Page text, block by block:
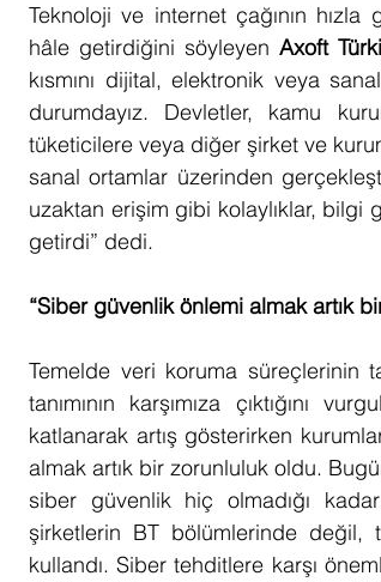
Teknoloji ve internet çağının
hâle getirdiğini söyleyen Axoft
kısmını dijital, elektronik veya
durumdayız. Devletler, kamu
tüketicilere veya diğer şirket ve
sanal ortamlar üzerinden
uzaktan erişim gibi kolaylıklar,
getirdi” dedi.
“Siber güvenlik önlemi almak artık
Temelde veri koruma süreçlerinin
tanımının karşımıza çıktığını
katlanarak artış gösterirken
almak artık bir zorunluluk oldu.
siber güvenlik hiç olmadığı
şirketlerin BT bölümlerinde değil,
kullandı. Siber tehditlere karşı